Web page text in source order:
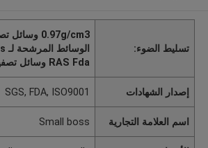
تسليط الضوء:
0.97g/cm3 وسائل تصفية كالدنز
الوسائط المرشحة لـ HDPE Kaldnes
RAS Fda وسائل تصفية Kaldnes
إصدار الشهادات SGS, FDA, ISO9001
اسم العلامة التجارية Small boss